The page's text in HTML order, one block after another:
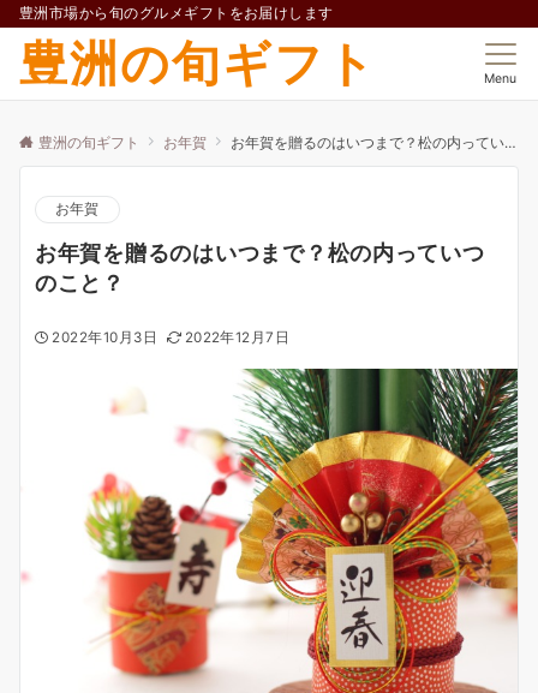
豊洲市場から旬のグルメギフトをお届けします
豊洲の旬ギフト Menu
豊洲の旬ギフト お年賀 お年賀を贈るのはいつまで？松の内っていつのこと？
お年賀
お年賀を贈るのはいつまで？松の内っていつ
のこと？
2022年10月3日 2022年12月7日